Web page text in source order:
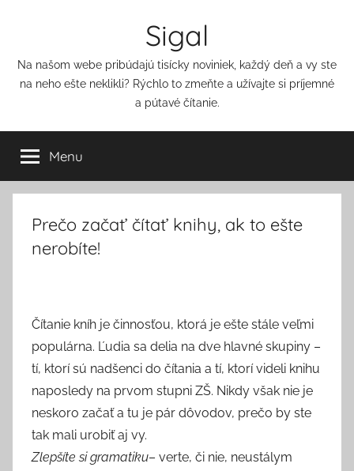
Sigal
Na našom webe pribúdajú tisícky noviniek, každý deň a vy ste
na neho ešte neklikli? Rýchlo to zmeňte a užívajte si príjemné
a pútavé čítanie.
Menu
Prečo začať čítať knihy, ak to ešte
nerobíte!
Čítanie kníh je činnosťou, ktorá je ešte stále veľmi
populárna. Ľudia sa delia na dve hlavné skupiny –
tí, ktorí sú nadšenci do čítania a tí, ktorí videli knihu
naposledy na prvom stupni ZŠ. Nikdy však nie je
neskoro začať a tu je pár dôvodov, prečo by ste
tak mali urobiť aj vy.
Zlepšíte si gramatiku– verte, či nie, neustálym